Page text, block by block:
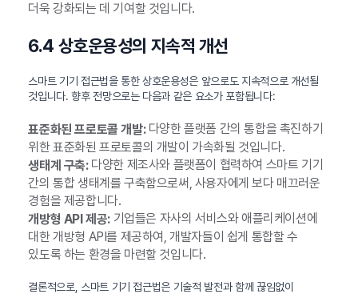
더욱 강화되는 데 기여할 것입니다.
6.4 상호운용성의 지속적 개선
스마트 기기 접근법을 통한 상호운용성은 앞으로도 지속적으로 개선될
것입니다. 향후 전망으로는 다음과 같은 요소가 포함됩니다:
표준화된 프로토콜 개발:다양한 플랫폼 간의 통합을 촉진하기
위한 표준화된 프로토콜의 개발이 가속화될 것입니다.
생태계 구축:다양한 제조사와 플랫폼이 협력하여 스마트 기기
간의 통합 생태계를 구축함으로써, 사용자에게 보다 매끄러운
경험을 제공합니다.
개방형 API 제공:기업들은 자사의 서비스와 애플리케이션에
대한 개방형 API를 제공하여, 개발자들이 쉽게 통합할 수
있도록 하는 환경을 마련할 것입니다.
결론적으로, 스마트 기기 접근법은 기술적 발전과 함께 끊임없이